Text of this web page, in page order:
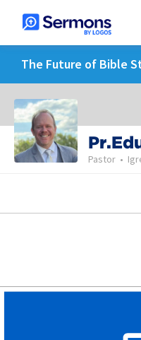
The Future of Bible
Pastor •